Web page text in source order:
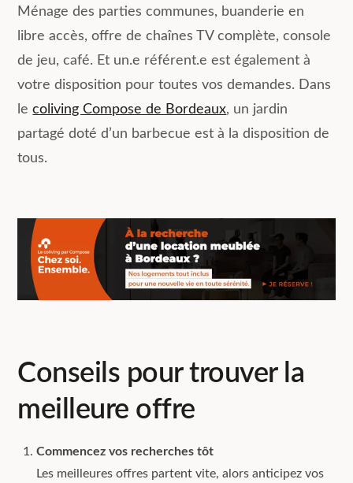
Ménage des parties communes, buanderie en
libre accès, offre de chaînes TV complète, console
de jeu, café. Et un.e référent.e est également à
votre disposition pour toutes vos demandes. Dans
lecoliving Compose de Bordeaux, un jardin
partagé doté d’un barbecue est à la disposition de
tous.
Conseils pour trouver la
meilleure offre
Commencez vos recherches tôt
Les meilleures offres partent vite, alors anticipez vos